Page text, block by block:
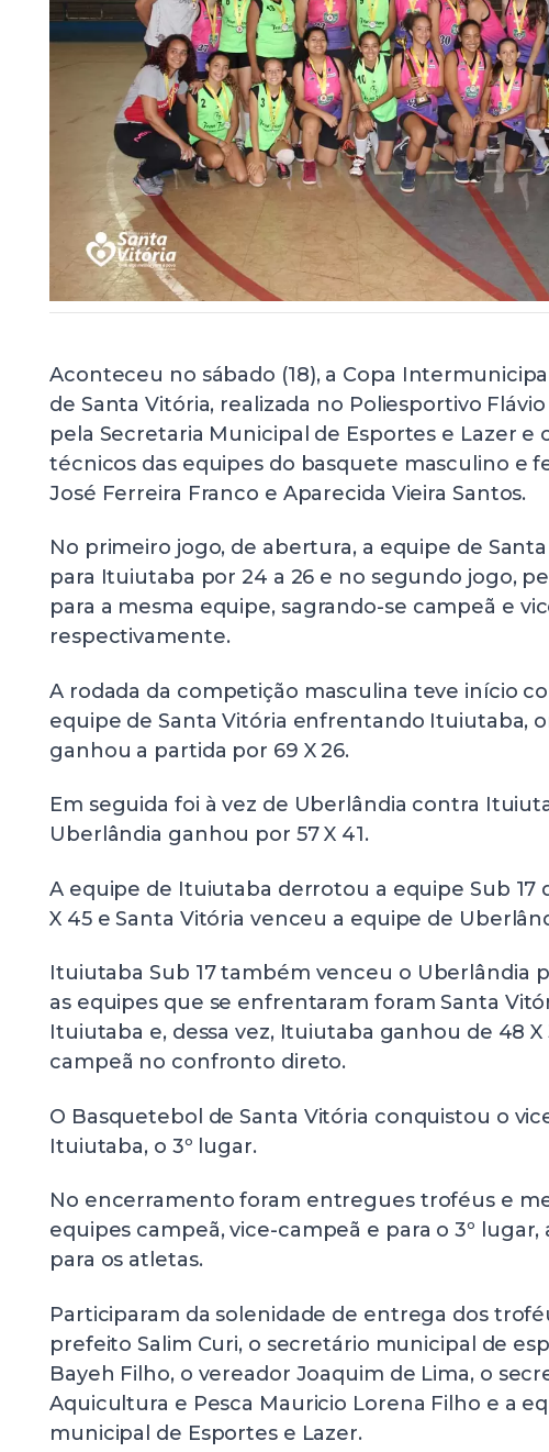
Aconteceu no sábado (18), a Copa
de Santa Vitória, realizada no Poliesportivo
pela Secretaria Municipal de Esportes e Lazer e
técnicos das equipes do basquete masculino e
José Ferreira Franco e Aparecida Vieira Santos.
No primeiro jogo, de abertura, a equipe de
para Ituiutaba por 24 a 26 e no segundo jogo,
para a mesma equipe, sagrando-se campeã e
respectivamente.
A rodada da competição masculina teve início
equipe de Santa Vitória enfrentando Ituiutaba,
ganhou a partida por 69 X 26.
Em seguida foi à vez de Uberlândia contra
Uberlândia ganhou por 57 X 41.
A equipe de Ituiutaba derrotou a equipe Sub 17
X 45 e Santa Vitória venceu a equipe de
Ituiutaba Sub 17 também venceu o Uberlândia
as equipes que se enfrentaram foram Santa
Ituiutaba e, dessa vez, Ituiutaba ganhou de 48 X
campeã no confronto direto.
O Basquetebol de Santa Vitória conquistou o
Ituiutaba, o 3º lugar.
No encerramento foram entregues troféus e
equipes campeã, vice-campeã e para o 3º
para os atletas.
Participaram da solenidade de entrega dos
prefeito Salim Curi, o secretário municipal de
Bayeh Filho, o vereador Joaquim de Lima, o
Aquicultura e Pesca Mauricio Lorena Filho e a
municipal de Esportes e Lazer.